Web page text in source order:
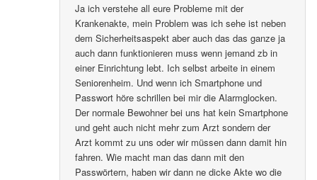
Ja ich verstehe all eure Probleme mit der
Krankenakte, mein Problem was ich sehe ist neben
dem Sicherheitsaspekt aber auch das das ganze ja
auch dann funktionieren muss wenn jemand zb in
einer Einrichtung lebt. Ich selbst arbeite in einem
Seniorenheim. Und wenn ich Smartphone und
Passwort höre schrillen bei mir die Alarmglocken.
Der normale Bewohner bei uns hat kein Smartphone
und geht auch nicht mehr zum Arzt sondern der
Arzt kommt zu uns oder wir müssen dann damit hin
fahren. Wie macht man das dann mit den
Passwörtern, haben wir dann ne dicke Akte wo die